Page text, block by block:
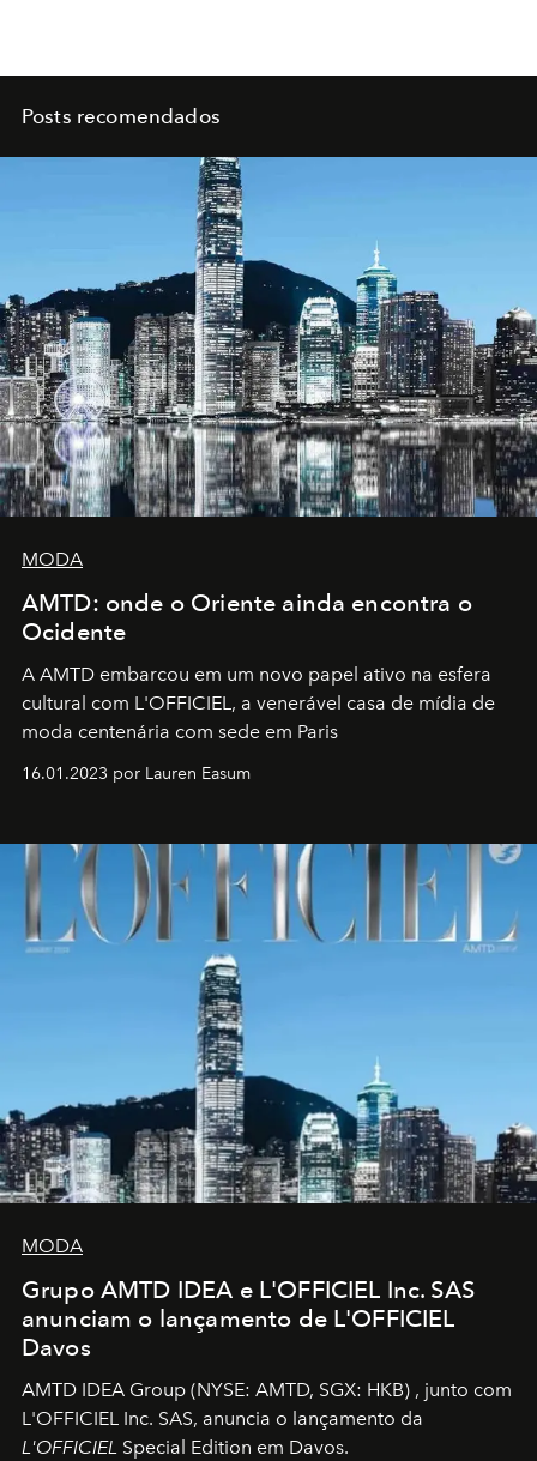
Posts recomendados
MODA
AMTD: onde o Oriente ainda encontra o
Ocidente
A AMTD embarcou em um novo papel ativo na esfera
cultural com L'OFFICIEL, a venerável casa de mídia de
moda centenária com sede em Paris
16.01.2023 por Lauren Easum
MODA
Grupo AMTD IDEA e L'OFFICIEL Inc. SAS
anunciam o lançamento de L'OFFICIEL
Davos
AMTD IDEA Group (NYSE: AMTD, SGX: HKB) , junto com
L'OFFICIEL Inc. SAS, anuncia o lançamento da
L'OFFICIEL Special Edition em Davos.